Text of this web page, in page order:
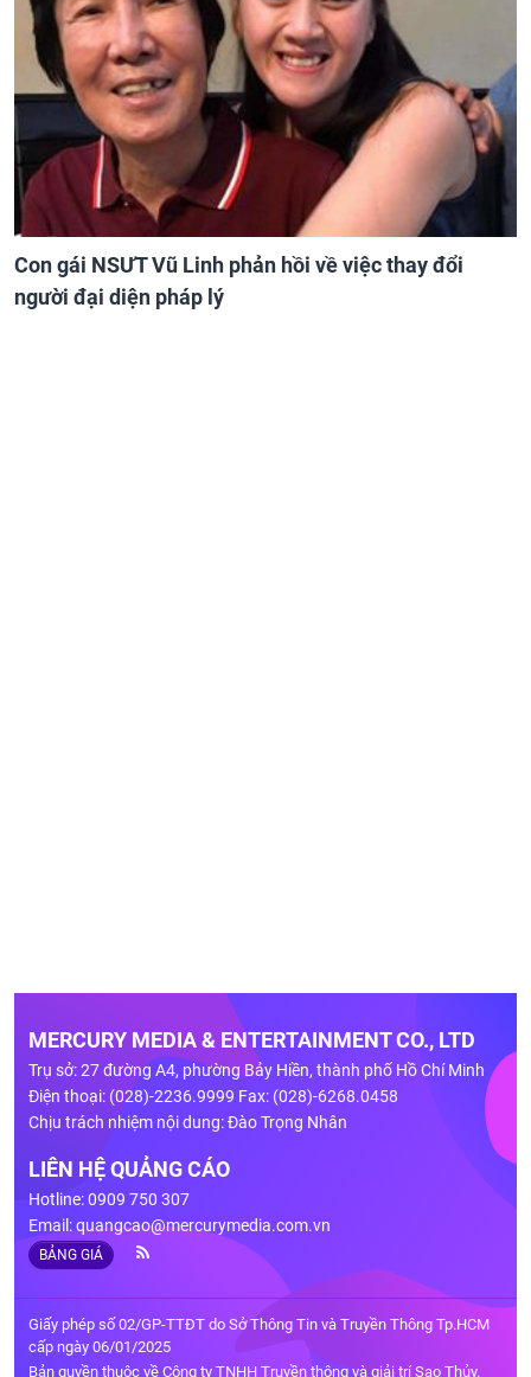
Con gái NSƯT Vũ Linh phản hồi về việc thay đổi
người đại diện pháp lý
MERCURY MEDIA & ENTERTAINMENT CO., LTD
Trụ sở: 27 đường A4, phường Bảy Hiền, thành phố Hồ Chí Minh
Điện thoại: (028)-2236.9999 Fax: (028)-6268.0458
Chịu trách nhiệm nội dung: Đào Trọng Nhân
LIÊN HỆ QUẢNG CÁO
Hotline: 0909 750 307
Email:quangcao@mercurymedia.com.vn
BẢNG GIÁ
Giấy phép số 02/GP-TTĐT do Sở Thông Tin và Truyền Thông Tp.HCM
cấp ngày 06/01/2025
Bản quyền thuộc về Công ty TNHH Truyền thông và giải trí Sao Thủy.